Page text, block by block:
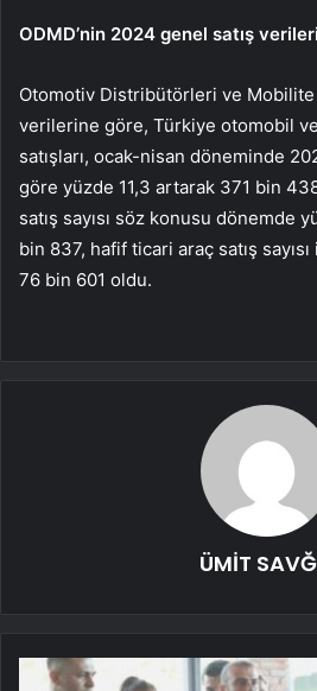
ODMD’nin 2024 genel satış verileri
Otomotiv Distribütörleri ve Mobilite
verilerine göre, Türkiye otomobil
satışları, ocak-nisan döneminde
göre yüzde 11,3 artarak 371 bin
satış sayısı söz konusu dönemde
bin 837, hafif ticari araç satış
76 bin 601 oldu.
ÜMİT